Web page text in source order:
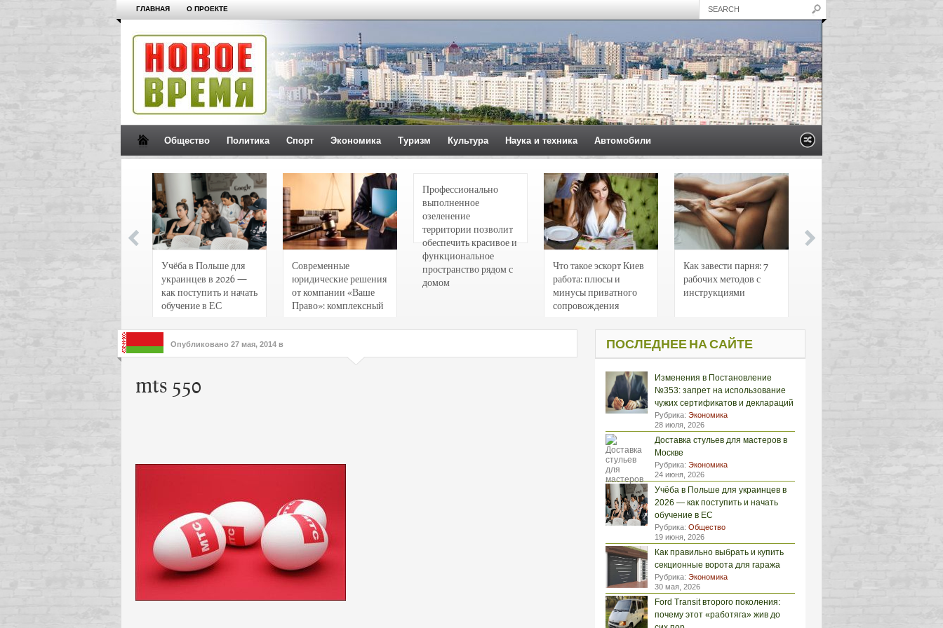
ГЛАВНАЯ О ПРОЕКТЕ
Общество Политика Спорт Экономика Туризм Культура Наука и техника Автомобили
Учёба в Польше для
украинцев в 2026 —
как поступить и начать
обучение в ЕС
Современные
юридические решения
от компании «Ваше
Право»: комплексный
интересов клиентов
Профессионально
выполненное
озеленение
территории позволит
обеспечить красивое и
функциональное
пространство рядом с
домом
Что такое эскорт Киев
работа: плюсы и
минусы приватного
сопровождения
Как завести парня: 7
рабочих методов с
инструкциями
Опубликовано 27 мая, 2014 в
mts 550
ПОСЛЕДНЕЕ НА САЙТЕ
Изменения в Постановление
№353: запрет на использование
чужих сертификатов и деклараций
Рубрика: Экономика
28 июля, 2026
Доставка стульев для мастеров в
Москве
Рубрика: Экономика
24 июня, 2026
Учёба в Польше для украинцев в
2026 — как поступить и начать
обучение в ЕС
Рубрика: Общество
19 июня, 2026
Как правильно выбрать и купить
секционные ворота для гаража
Рубрика: Экономика
30 мая, 2026
Ford Transit второго поколения:
почему этот «работяга» жив до